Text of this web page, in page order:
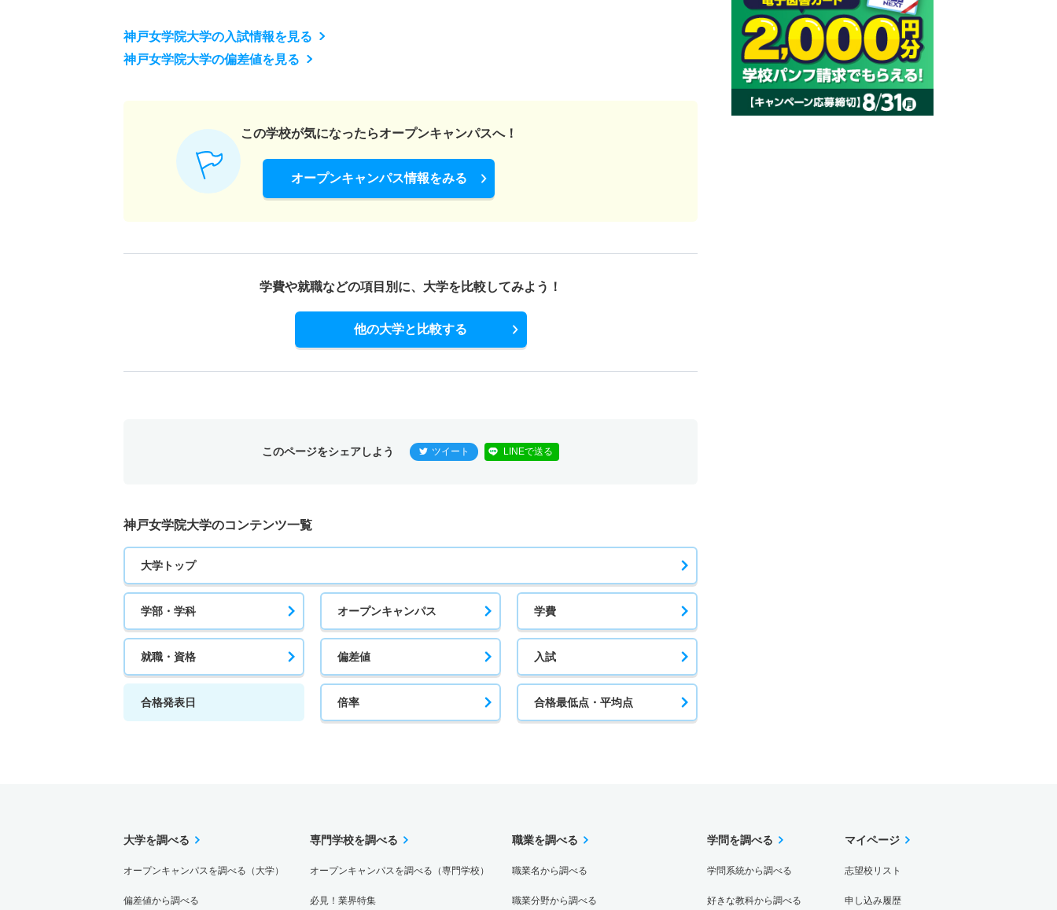
神戸女学院大学の入試情報を見る
神戸女学院大学の偏差値を見る
この学校が気になったらオープンキャンパスへ！
オープンキャンパス情報をみる
学費や就職などの項目別に、 大学を比較してみよう！
他の大学と比較する
このページをシェアしよう ツイート LINEで送る
神戸女学院大学のコンテンツ一覧
大学トップ
学部・学科 オープンキャンパス 学費
就職・資格 偏差値 入試
合格発表日 倍率 合格最低点・平均点
大学を調べる
オープンキャンパスを調べる（大学）
偏差値から調べる
専門学校を調べる
オープンキャンパスを調べる（専門学校）
必見！業界特集
職業を調べる
職業名から調べる
職業分野から調べる
学問を調べる
学問系統から調べる
好きな教科から調べる
マイページ
志望校リスト
申し込み履歴